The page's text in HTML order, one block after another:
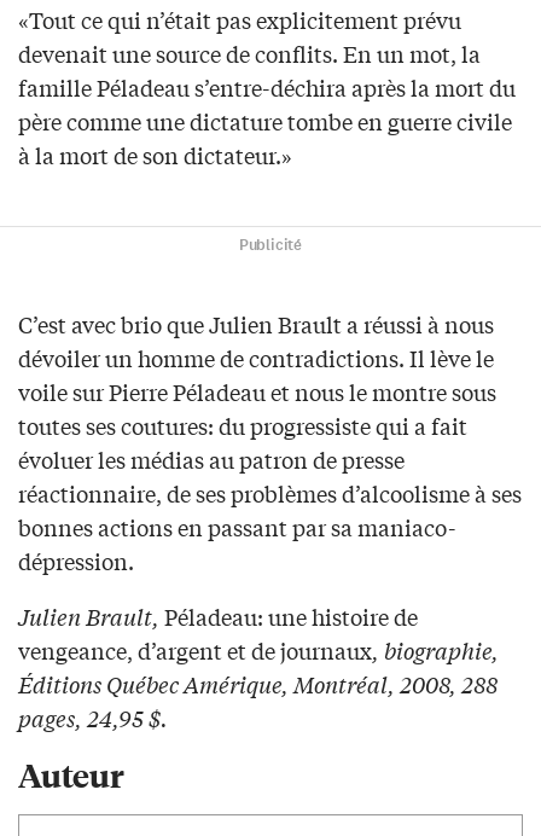
«Tout ce qui n’était pas explicitement prévu
devenait une source de conflits. En un mot, la
famille Péladeau s’entre-déchira après la mort du
père comme une dictature tombe en guerre civile
à la mort de son dictateur.»
Publicité
C’est avec brio que Julien Brault a réussi à nous
dévoiler un homme de contradictions. Il lève le
voile sur Pierre Péladeau et nous le montre sous
toutes ses coutures: du progressiste qui a fait
évoluer les médias au patron de presse
réactionnaire, de ses problèmes d’alcoolisme à ses
bonnes actions en passant par sa maniaco-
dépression.
Julien Brault, Péladeau: une histoire de
vengeance, d’argent et de journaux, biographie,
Éditions Québec Amérique, Montréal, 2008, 288
pages, 24,95 $.
Auteur